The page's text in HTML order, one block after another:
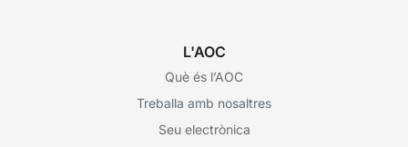
L'AOC
Què és l’AOC
Treballa amb nosaltres
Seu electrònica